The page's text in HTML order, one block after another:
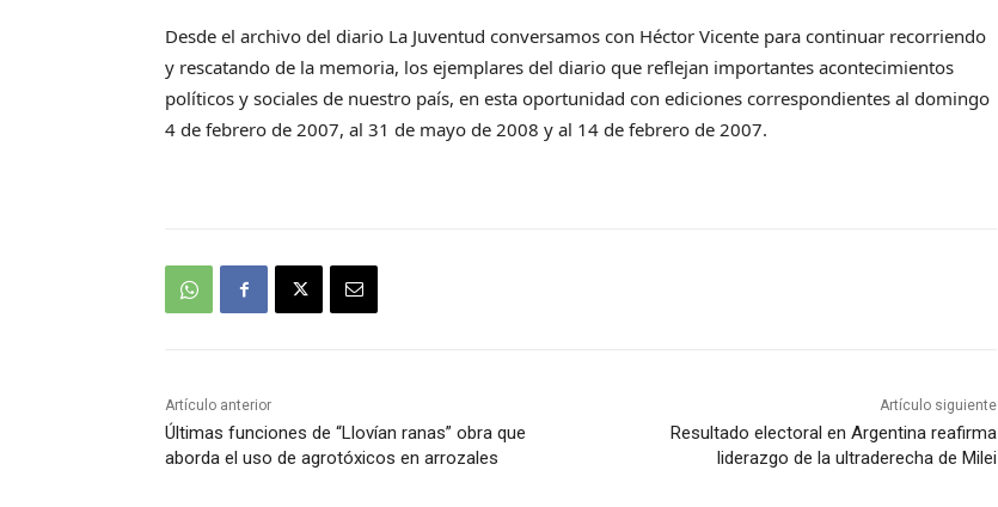
Desde el archivo del diario La Juventud conversamos con Héctor Vicente para continuar recorriendo
y rescatando de la memoria, los ejemplares del diario que reflejan importantes acontecimientos
políticos y sociales de nuestro país, en esta oportunidad con ediciones correspondientes al domingo
4 de febrero de 2007, al 31 de mayo de 2008 y al 14 de febrero de 2007.
Artículo anterior
Últimas funciones de “Llovían ranas” obra que
aborda el uso de agrotóxicos en arrozales
Artículo siguiente
Resultado electoral en Argentina reafirma
liderazgo de la ultraderecha de Milei